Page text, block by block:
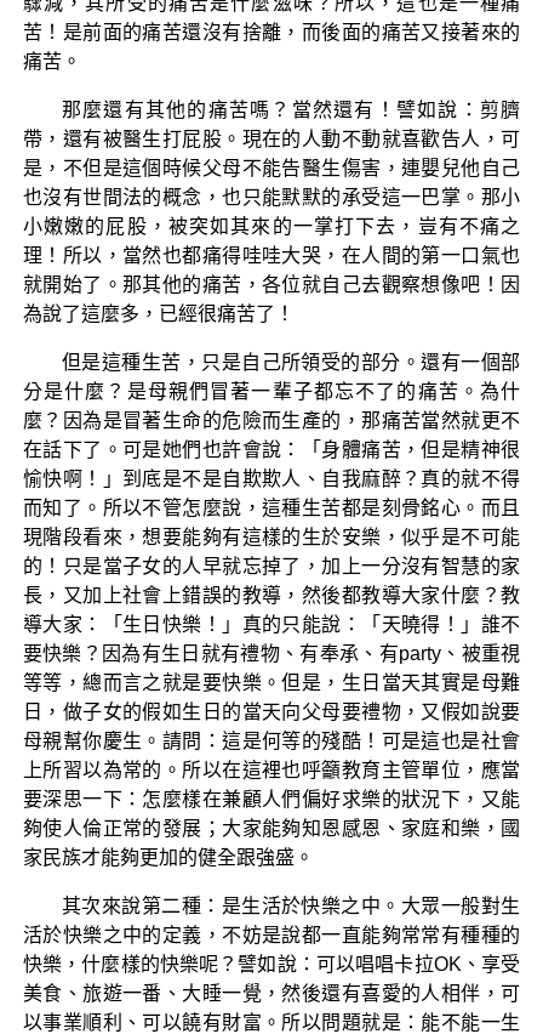
苦！是前面的痛苦還沒有捨離，而後面的痛苦又接著來的
痛苦。
那麼還有其他的痛苦嗎？當然還有！譬如說：剪臍
帶，還有被醫生打屁股。現在的人動不動就喜歡告人，可
是，不但是這個時候父母不能告醫生傷害，連嬰兒他自己
也沒有世間法的概念，也只能默默的承受這一巴掌。那小
小嫩嫩的屁股，被突如其來的一掌打下去，豈有不痛之
理！所以，當然也都痛得哇哇大哭，在人間的第一口氣也
就開始了。那其他的痛苦，各位就自己去觀察想像吧！因
為說了這麼多，已經很痛苦了！
但是這種生苦，只是自己所領受的部分。還有一個部
分是什麼？是母親們冒著一輩子都忘不了的痛苦。為什
麼？因為是冒著生命的危險而生產的，那痛苦當然就更不
在話下了。可是她們也許會說：「身體痛苦，但是精神很
愉快啊！」到底是不是自欺欺人、自我麻醉？真的就不得
而知了。所以不管怎麼說，這種生苦都是刻骨銘心。而且
現階段看來，想要能夠有這樣的生於安樂，似乎是不可能
的！只是當子女的人早就忘掉了，加上一分沒有智慧的家
長，又加上社會上錯誤的教導，然後都教導大家什麼？教
導大家：「生日快樂！」真的只能說：「天曉得！」誰不
要快樂？因為有生日就有禮物、有奉承、有party、被重視
等等，總而言之就是要快樂。但是，生日當天其實是母難
日，做子女的假如生日的當天向父母要禮物，又假如說要
母親幫你慶生。請問：這是何等的殘酷！可是這也是社會
上所習以為常的。所以在這裡也呼籲教育主管單位，應當
要深思一下：怎麼樣在兼顧人們偏好求樂的狀況下，又能
夠使人倫正常的發展；大家能夠知恩感恩、家庭和樂，國
家民族才能夠更加的健全跟強盛。
其次來說第二種：是生活於快樂之中。大眾一般對生
活於快樂之中的定義，不妨是說都一直能夠常常有種種的
快樂，什麼樣的快樂呢？譬如說：可以唱唱卡拉OK、享受
美食、旅遊一番、大睡一覺，然後還有喜愛的人相伴，可
以事業順利、可以饒有財富。所以問題就是：能不能一生